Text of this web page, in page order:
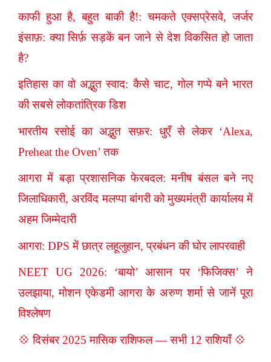
काफी हुआ है, बहुत बाकी है!: चमकते एक्सप्रेसवे, जर्जर
इंसाफ़: क्या सिर्फ़ सड़कें बन जाने से देश विकसित हो जाता
है?
इतिहास का वो अद्भुत स्वाद: कैसे चाट, गोल गप्पे बने भारत
की सबसे लोकतांत्रिक डिश
भारतीय रसोई का अद्भुत सफ़र: धुएँ से लेकर ‘Alexa,
Preheat the Oven’ तक
आगरा में बड़ा प्रशासनिक फेरबदल: मनीष बंसल बने नए
जिलाधिकारी, अरविंद मलप्पा बांगरी को मुख्यमंत्री कार्यालय में
अहम जिम्मेदारी
आगरा: DPS में छात्र लहूलुहान, प्रबंधन की घोर लापरवाही
NEET UG 2026: ‘बायो’ आसान पर ‘फिजिक्स’ ने
उलझाया, मोशन एकेडमी आगरा के अरुण शर्मा से जानें पूरा
विश्लेषण
💠 दिसंबर 2025 मासिक राशिफल — सभी 12 राशियाँ 💠